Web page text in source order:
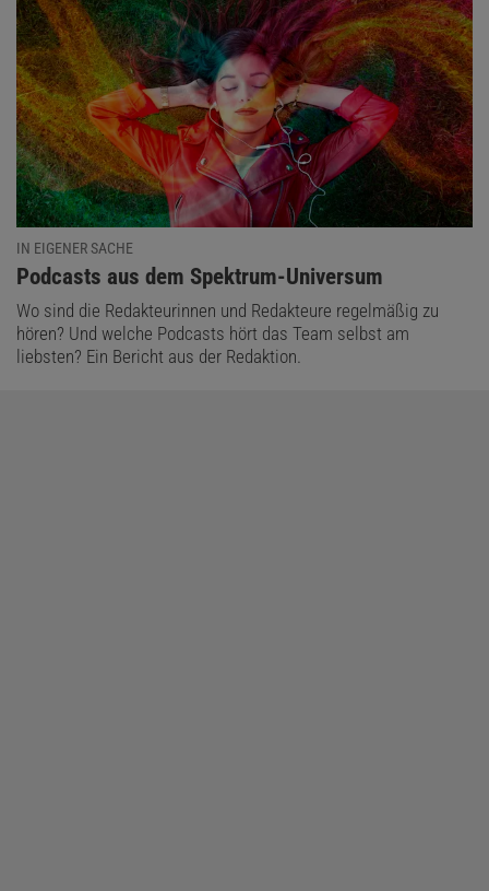
IN EIGENER SACHE
:
Podcasts aus dem Spektrum-Universum
Wo sind die Redakteurinnen und Redakteure regelmäßig zu
hören? Und welche Podcasts hört das Team selbst am
liebsten? Ein Bericht aus der Redaktion.